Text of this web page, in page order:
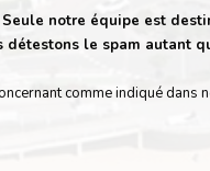
notre équipe est
détestons le spam autant
comme indiqué dans